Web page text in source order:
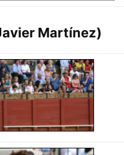
Martínez)